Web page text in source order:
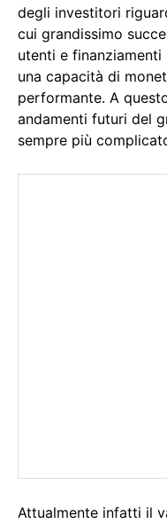
degli investitori
cui grandissimo
utenti e
una capacità di
performante. A
andamenti futuri del
sempre più
Attualmente infatti il